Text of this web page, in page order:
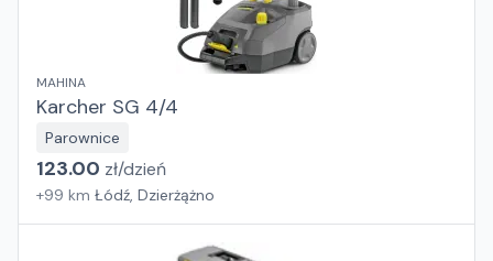
MAHINA
Karcher SG 4/4
Parownice
123.00 zł/dzień
+99 km Łódź, Dzierżążno